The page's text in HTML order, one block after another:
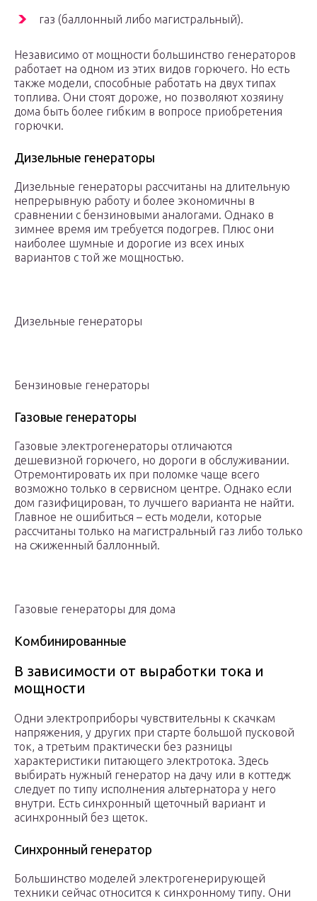
газ (баллонный либо магистральный).
Независимо от мощности большинство генераторов
работает на одном из этих видов горючего. Но есть
также модели, способные работать на двух типах
топлива. Они стоят дороже, но позволяют хозяину
дома быть более гибким в вопросе приобретения
горючки.
Дизельные генераторы
Дизельные генераторы рассчитаны на длительную
непрерывную работу и более экономичны в
сравнении с бензиновыми аналогами. Однако в
зимнее время им требуется подогрев. Плюс они
наиболее шумные и дорогие из всех иных
вариантов с той же мощностью.
Дизельные генераторы
Бензиновые генераторы
Газовые генераторы
Газовые электрогенераторы отличаются
дешевизной горючего, но дороги в обслуживании.
Отремонтировать их при поломке чаще всего
возможно только в сервисном центре. Однако если
дом газифицирован, то лучшего варианта не найти.
Главное не ошибиться – есть модели, которые
рассчитаны только на магистральный газ либо только
на сжиженный баллонный.
Газовые генераторы для дома
Комбинированные
В зависимости от выработки тока и
мощности
Одни электроприборы чувствительны к скачкам
напряжения, у других при старте большой пусковой
ток, а третьим практически без разницы
характеристики питающего электротока. Здесь
выбирать нужный генератор на дачу или в коттедж
следует по типу исполнения альтернатора у него
внутри. Есть синхронный щеточный вариант и
асинхронный без щеток.
Синхронный генератор
Большинство моделей электрогенерирующей
техники сейчас относится к синхронному типу. Они